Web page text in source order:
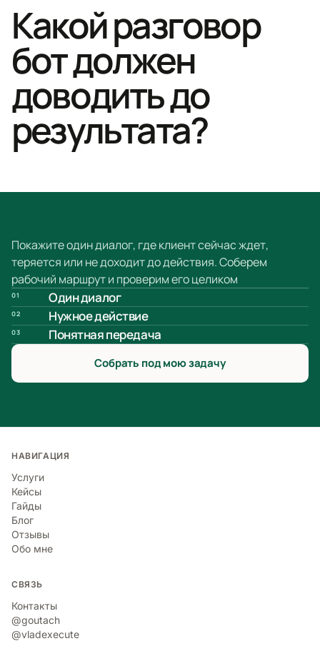
Какой разговор
бот должен
доводить до
результата?
Покажите один диалог, где клиент сейчас ждет,
теряется или не доходит до действия. Соберем
рабочий маршрут и проверим его целиком
01 Один диалог
02 Нужное действие
03 Понятная передача
Собрать под мою задачу
НАВИГАЦИЯ
Услуги
Кейсы
Гайды
Блог
Отзывы
Обо мне
СВЯЗЬ
Контакты
@goutach
@vladexecute